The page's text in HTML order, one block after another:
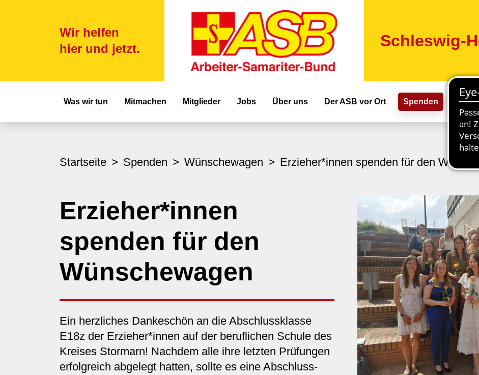
Wir helfen
hier und jetzt.
Schleswig-
Hauptnavigation
Was wir tun Mitmachen Mitglieder Jobs Über uns Der ASB vor Ort Spenden
Startseite Spenden Wünschewagen Erzieher*innen spenden für den
Erzieher*innen
spenden für den
Wünschewagen
Ein herzliches Dankeschön an die Abschlussklasse
E18z der Erzieher*innen auf der beruflichen Schule des
Kreises Stormarn! Nachdem alle ihre letzten Prüfungen
erfolgreich abgelegt hatten, sollte es eine Abschluss-